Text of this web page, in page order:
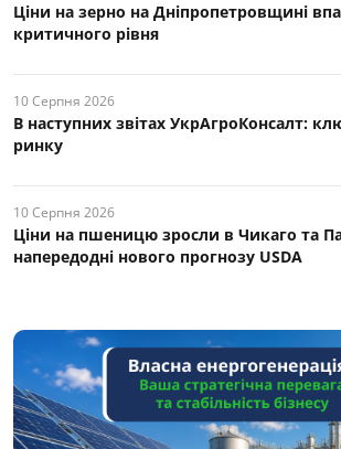
Ціни на зерно на Дніпропетровщині
критичного рівня
10 Серпня 2026
В наступних звітах УкрАгроКонсалт:
ринку
10 Серпня 2026
Ціни на пшеницю зросли в Чикаго та
напередодні нового прогнозу USDA